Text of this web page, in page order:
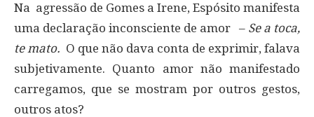
Na agressão de Gomes a Irene, Espósito manifesta
uma declaração inconsciente de amor – Se a toca,
te mato. O que não dava conta de exprimir, falava
subjetivamente. Quanto amor não manifestado
carregamos, que se mostram por outros gestos,
outros atos?